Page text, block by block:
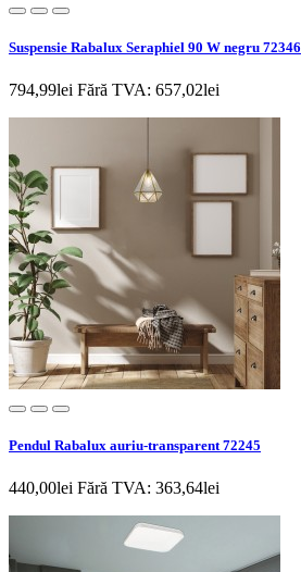
Suspensie Rabalux Seraphiel 90 W negru 72346
794,99lei Fără TVA: 657,02lei
Pendul Rabalux auriu-transparent 72245
440,00lei Fără TVA: 363,64lei